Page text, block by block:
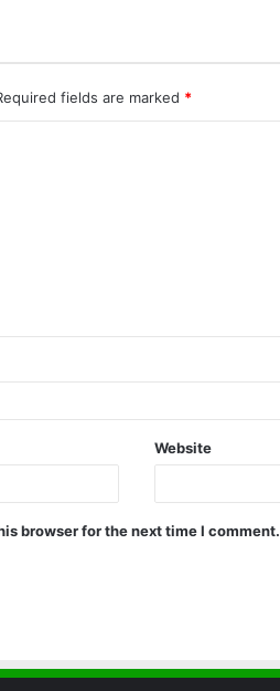
fields are marked *
Website
browser for the next time I comment.